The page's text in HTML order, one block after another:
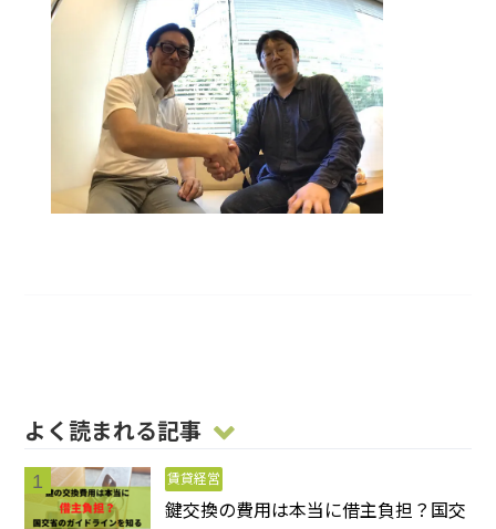
よく読まれる記事
賃貸経営
鍵交換の費用は本当に借主負担？国交